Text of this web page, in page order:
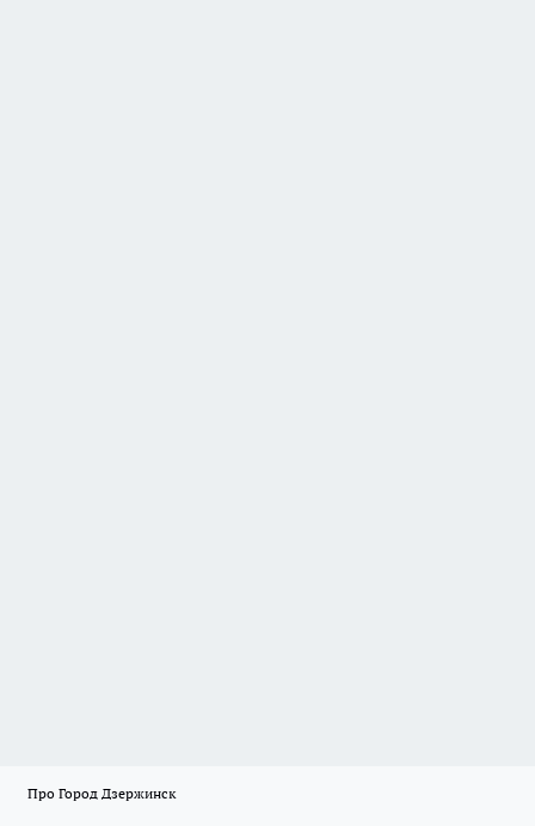
Про Город Дзержинск